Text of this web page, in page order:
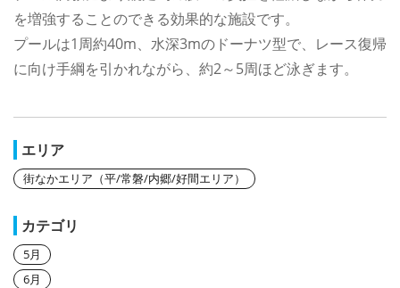
を増強することのできる効果的な施設です。
プールは1周約40m、水深3mのドーナツ型で、レース復帰
に向け手綱を引かれながら、約2～5周ほど泳ぎます。
エリア
街なかエリア（平/常磐/内郷/好間エリア）
カテゴリ
5月
6月